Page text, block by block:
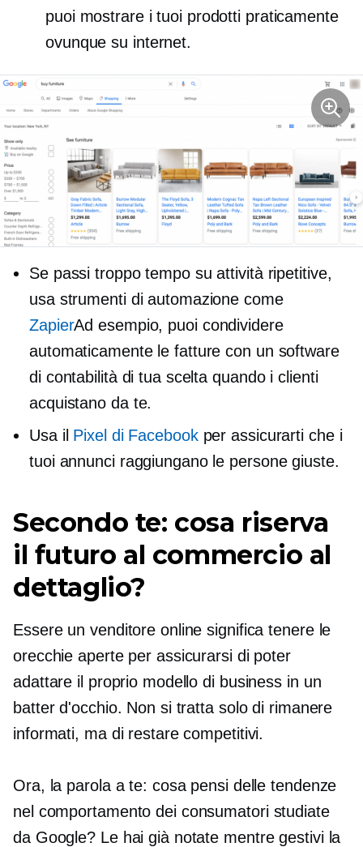
puoi mostrare i tuoi prodotti praticamente
ovunque su internet.
Se passi troppo tempo su attività ripetitive,
usa strumenti di automazione come
ZapierAd esempio, puoi condividere
automaticamente le fatture con un software
di contabilità di tua scelta quando i clienti
acquistano da te.
Usa il Pixel di Facebookper assicurarti che i
tuoi annunci raggiungano le persone giuste.
Secondo te: cosa riserva
il futuro al commercio al
dettaglio?
Essere un venditore online significa tenere le
orecchie aperte per assicurarsi di poter
adattare il proprio modello di business in un
batter d'occhio. Non si tratta solo di rimanere
informati, ma di restare competitivi.
Ora, la parola a te: cosa pensi delle tendenze
nel comportamento dei consumatori studiate
da Google? Le hai già notate mentre gestivi la